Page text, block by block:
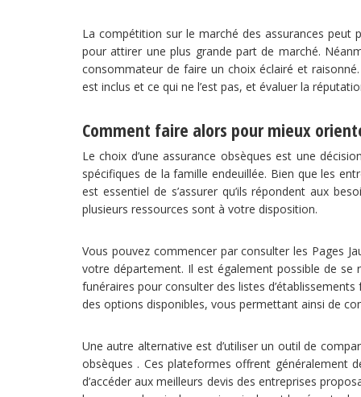
La compétition sur le marché des assurances peut
pour attirer une plus grande part de marché.
consommateur de faire un choix éclairé et
est inclus et ce qui ne l’est pas, et évaluer la
Comment faire alors pour mieux
Le choix d’une assurance obsèques est une
spécifiques de la famille endeuillée. Bien que les
est essentiel de s’assurer qu’ils répondent aux
plusieurs ressources sont à votre disposition.
Vous pouvez commencer par consulter les Pages
votre département. Il est également possible de se
funéraires pour consulter des listes
des options disponibles, vous permettant ainsi de
Une autre alternative est d’utiliser un outil de
obsèques . Ces plateformes offrent généralement
d’accéder aux meilleurs devis des entreprises